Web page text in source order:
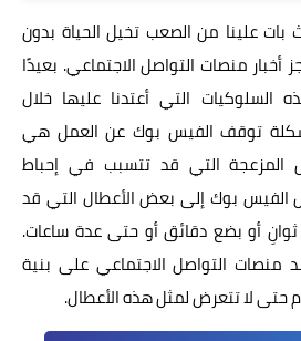
علينا من الصعب تخيل الحياة بدون
أخبار منصات التواصل الاجتماعي. بعيدًا
السلوكيات التي أعتدنا عليها خلال
توقف الفيس بوك عن العمل هي
المزعجة التي قد تتسبب في إحباط
الفيس بوك إلى بعض الأعطال التي قد
أو بضع دقائق أو حتى عدة ساعات.
منصات التواصل الاجتماعي على بنية
حتى لا تتعرض لمثل هذه الأعطال.